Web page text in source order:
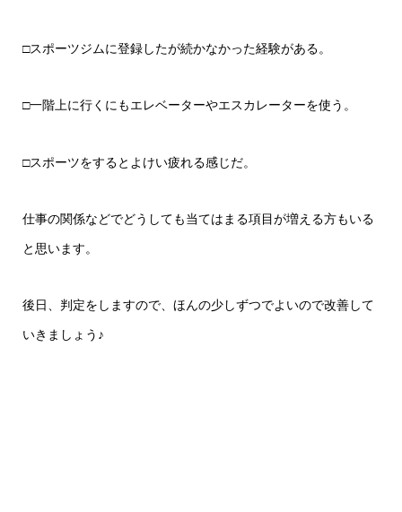
□スポーツジムに登録したが続かなかった経験がある。
□一階上に行くにもエレベーターやエスカレーターを使う。
□スポーツをするとよけい疲れる感じだ。
仕事の関係などでどうしても当てはまる項目が増える方もいる
と思います。
後日、判定をしますので、ほんの少しずつでよいので改善して
いきましょう♪